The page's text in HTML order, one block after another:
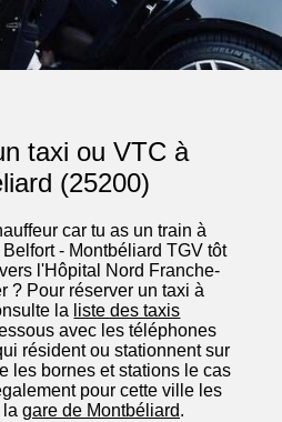
Espace pro
taxi ou VTC à
(25200)
car tu as un train à
- Montbéliard TGV tôt
l'Hôpital Nord Franche-
? Pour réserver un taxi à
la liste des taxis
avec les téléphones
résident ou stationnent sur
les bornes et stations le cas
pour cette ville les
gare de Montbéliard.